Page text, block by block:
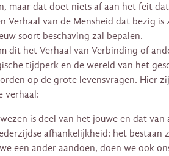
maar dat doet niets af aan het feit
Verhaal van de Mensheid dat bezig
soort beschaving zal bepalen.
dit het Verhaal van Verbinding of
tijdperk en de wereld van het
op de grote levensvragen. Hier
verhaal:
is deel van het jouwe en dat
afhankelijkheid: het bestaan
een ander aandoen, doen we ook